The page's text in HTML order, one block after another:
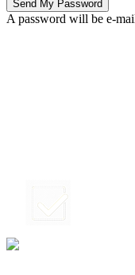
A password will be e-